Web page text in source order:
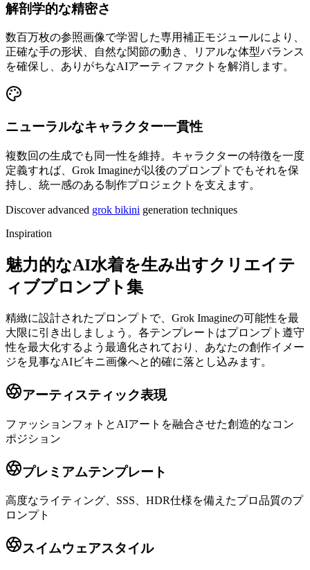
解剖学的な精密さ
数百万枚の参照画像で学習した専用補正モジュールにより、
正確な手の形状、自然な関節の動き、リアルな体型バランス
を確保し、ありがちなAIアーティファクトを解消します。
ニューラルなキャラクター一貫性
複数回の生成でも同一性を維持。キャラクターの特徴を一度
定義すれば、Grok Imagineが以後のプロンプトでもそれを保
持し、統一感のある制作プロジェクトを支えます。
Discover advanced grok bikini generation techniques
Inspiration
魅力的なAI水着を生み出すクリエイテ
ィブプロンプト集
精緻に設計されたプロンプトで、Grok Imagineの可能性を最
大限に引き出しましょう。各テンプレートはプロンプト遵守
性を最大化するよう最適化されており、あなたの創作イメー
ジを見事なAIビキニ画像へと的確に落とし込みます。
アーティスティック表現
ファッションフォトとAIアートを融合させた創造的なコン
ポジション
プレミアムテンプレート
高度なライティング、SSS、HDR仕様を備えたプロ品質のプ
ロンプト
スイムウェアスタイル